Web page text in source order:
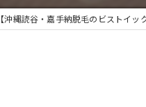
【沖縄読谷・嘉手納脱毛のビストイ